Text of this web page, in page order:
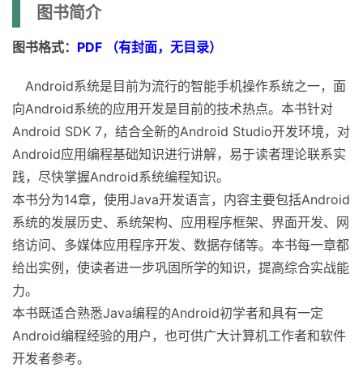
图书简介
图书格式： PDF （有封面，无目录）
Android系统是目前为流行的智能手机操作系统之一，面
向Android系统的应用开发是目前的技术热点。本书针对
Android SDK 7，结合全新的Android Studio开发环境，对
Android应用编程基础知识进行讲解，易于读者理论联系实
践，尽快掌握Android系统编程知识。
本书分为14章，使用Java开发语言，内容主要包括Android
系统的发展历史、系统架构、应用程序框架、界面开发、网
络访问、多媒体应用程序开发、数据存储等。本书每一章都
给出实例，使读者进一步巩固所学的知识，提高综合实战能
力。
本书既适合熟悉Java编程的Android初学者和具有一定
Android编程经验的用户，也可供广大计算机工作者和软件
开发者参考。